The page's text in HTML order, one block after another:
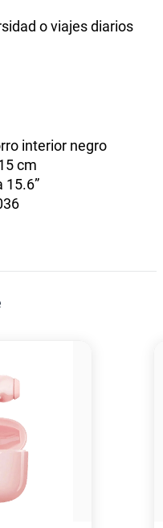
o viajes diarios
interior negro
cm
15.6”